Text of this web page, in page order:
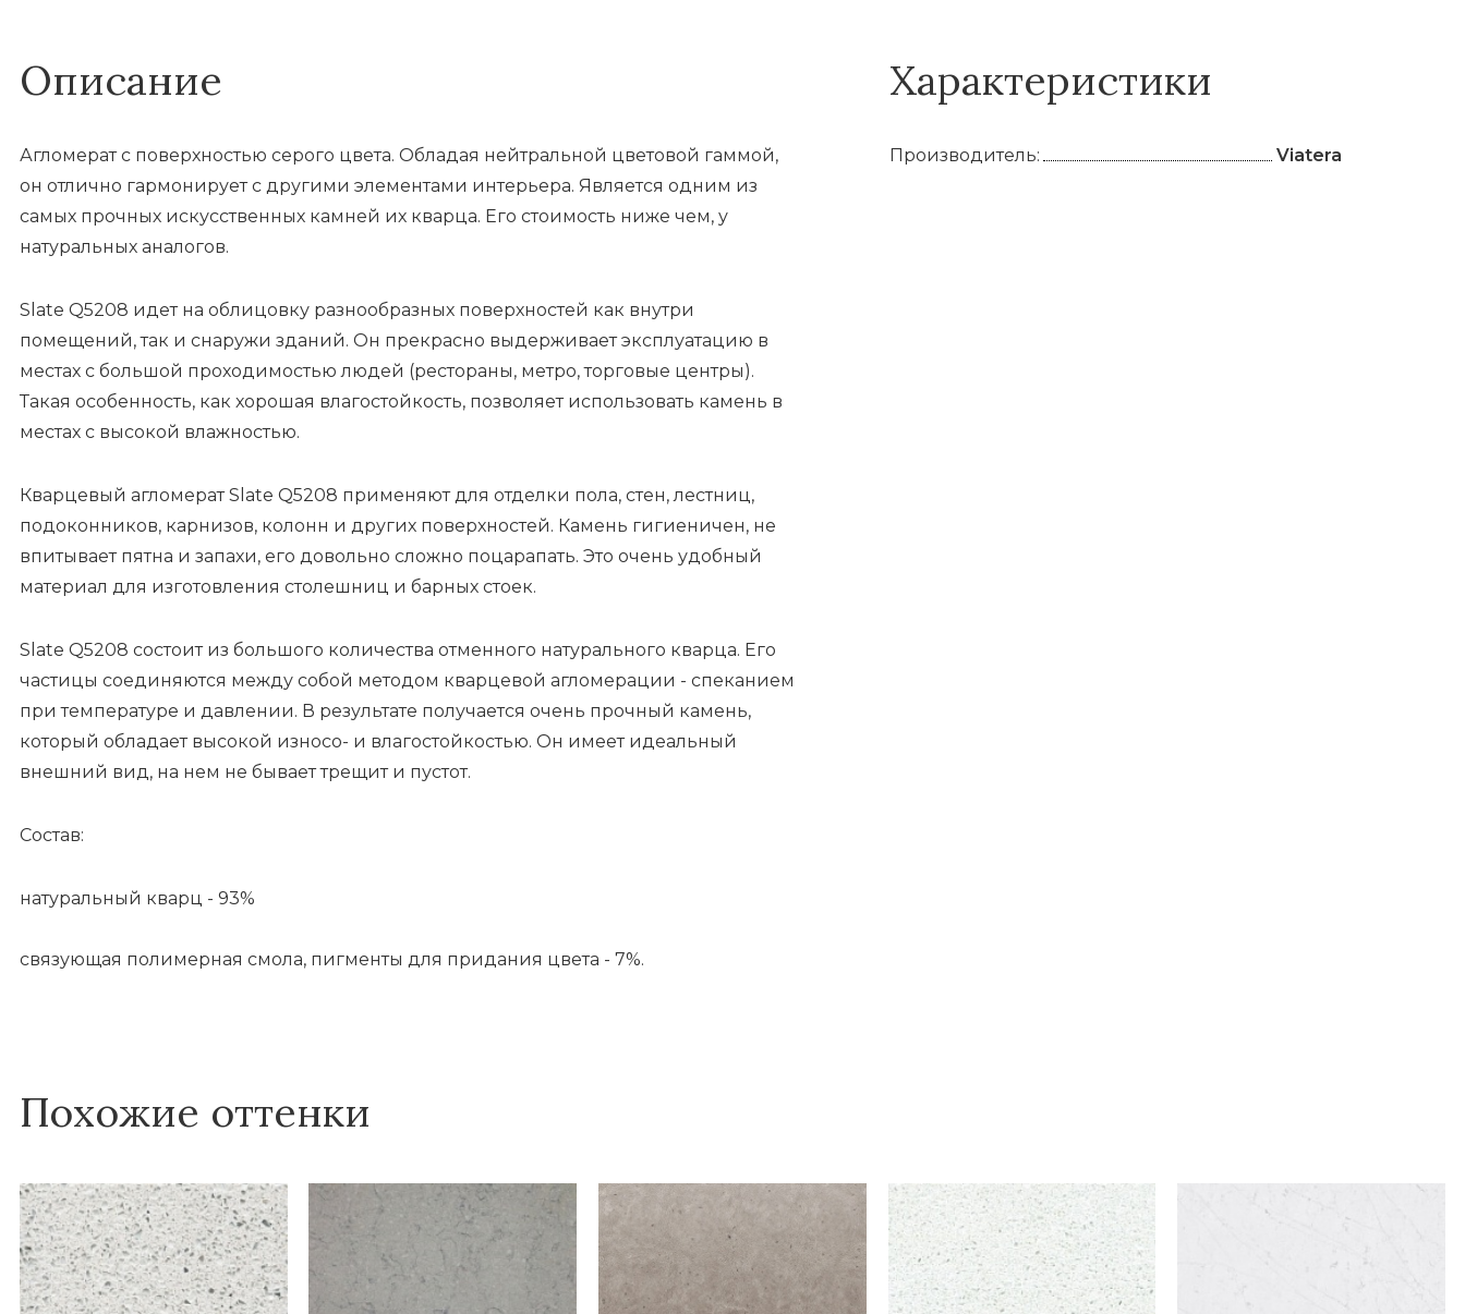
Описание
Агломерат с поверхностью серого цвета. Обладая нейтральной цветовой гаммой,
он отлично гармонирует с другими элементами интерьера. Является одним из
самых прочных искусственных камней их кварца. Его стоимость ниже чем, у
натуральных аналогов.
Slate Q5208 идет на облицовку разнообразных поверхностей как внутри
помещений, так и снаружи зданий. Он прекрасно выдерживает эксплуатацию в
местах с большой проходимостью людей (рестораны, метро, торговые центры).
Такая особенность, как хорошая влагостойкость, позволяет использовать камень в
местах с высокой влажностью.
Кварцевый агломерат Slate Q5208 применяют для отделки пола, стен, лестниц,
подоконников, карнизов, колонн и других поверхностей. Камень гигиеничен, не
впитывает пятна и запахи, его довольно сложно поцарапать. Это очень удобный
материал для изготовления столешниц и барных стоек.
Slate Q5208 состоит из большого количества отменного натурального кварца. Его
частицы соединяются между собой методом кварцевой агломерации - спеканием
при температуре и давлении. В результате получается очень прочный камень,
который обладает высокой износо- и влагостойкостью. Он имеет идеальный
внешний вид, на нем не бывает трещит и пустот.
Состав:
натуральный кварц - 93%
связующая полимерная смола, пигменты для придания цвета - 7%.
Характеристики
Производитель: Viatera
Похожие оттенки